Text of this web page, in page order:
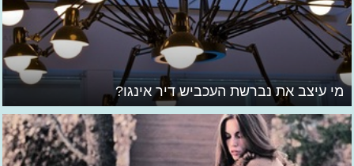
מי עיצב את נברשת העכביש דיר אינגו?